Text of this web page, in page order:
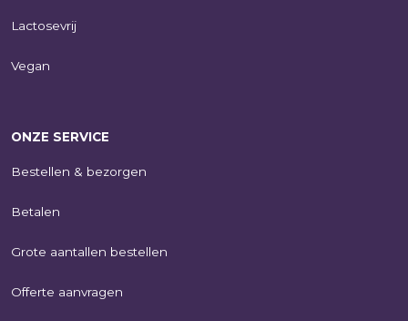
Lactosevrij
Vegan
ONZE SERVICE
Bestellen & bezorgen
Betalen
Grote aantallen bestellen
Offerte aanvragen